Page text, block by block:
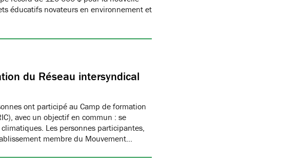
éducatifs novateurs en environnement et
du Réseau intersyndical
ont participé au Camp de formation
avec un objectif en commun : se
Les personnes participantes,
membre du Mouvement…